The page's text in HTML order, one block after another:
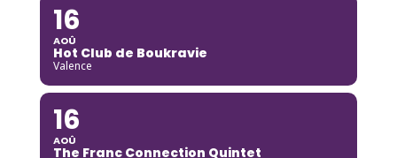
16
AOÛ
Hot Club de Boukravie
Valence
16
AOÛ
The Franc Connection Quintet